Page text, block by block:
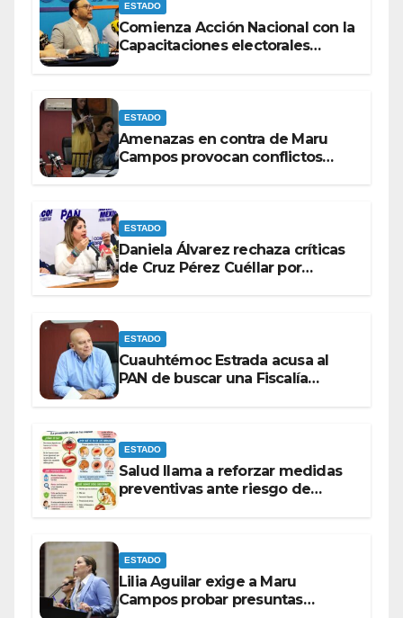
ESTADO
Comienza Acción Nacional con la
Capacitaciones electorales
ESTADO
Amenazas en contra de Maru
Campos provocan conflictos
ESTADO
Daniela Álvarez rechaza críticas
de Cruz Pérez Cuéllar por
ESTADO
Cuauhtémoc Estrada acusa al
PAN de buscar una Fiscalía
ESTADO
Salud llama a reforzar medidas
preventivas ante riesgo de
ESTADO
Lilia Aguilar exige a Maru
Campos probar presuntas